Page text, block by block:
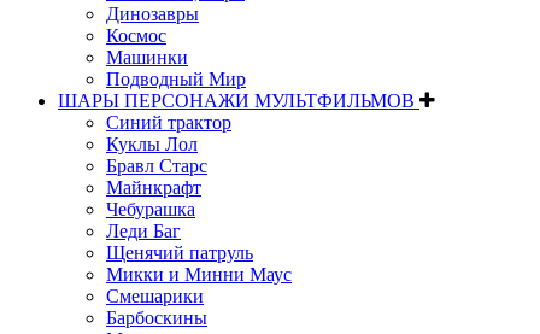
Динозавры
Космос
Машинки
Подводный Мир
ШАРЫ ПЕРСОНАЖИ МУЛЬТФИЛЬМОВ
Синий трактор
Куклы Лол
Бравл Старс
Майнкрафт
Чебурашка
Леди Баг
Щенячий патруль
Микки и Минни Маус
Смешарики
Барбоскины